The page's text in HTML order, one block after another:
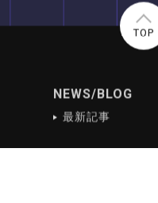
TOP
NEWS/BLOG
最新記事